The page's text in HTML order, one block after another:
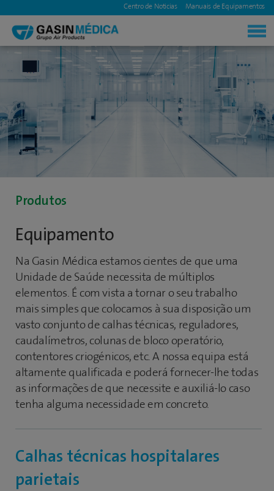
|Centro de Noticias| Manuais de Equipamentos|
Produtos
Equipamento
Na Gasin Médica estamos cientes de que uma
Unidade de Saúde necessita de múltiplos
elementos. É com vista a tornar o seu trabalho
mais simples que colocamos à sua disposição um
vasto conjunto de calhas técnicas, reguladores,
caudalímetros, colunas de bloco operatório,
contentores criogénicos, etc. A nossa equipa está
altamente qualificada e poderá fornecer-lhe todas
as informações de que necessite e auxiliá-lo caso
tenha alguma necessidade em concreto.
Calhas técnicas hospitalares
parietais